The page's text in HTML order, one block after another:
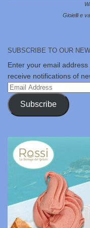
Gioielli e
SUBSCRIBE TO OUR
Enter your email
receive notifications of
Email
Address
Subscribe